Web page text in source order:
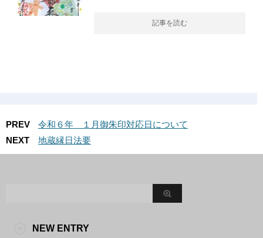
記事を読む
PREV
令和６年 １月御朱印対応日について
NEXT
地蔵縁日法要
NEW ENTRY